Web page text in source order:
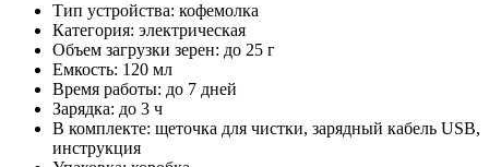
Тип устройства: кофемолка
Категория: электрическая
Объем загрузки зерен: до 25 г
Емкость: 120 мл
Время работы: до 7 дней
Зарядка: до 3 ч
В комплекте: щеточка для чистки, зарядный кабель USB,
инструкция